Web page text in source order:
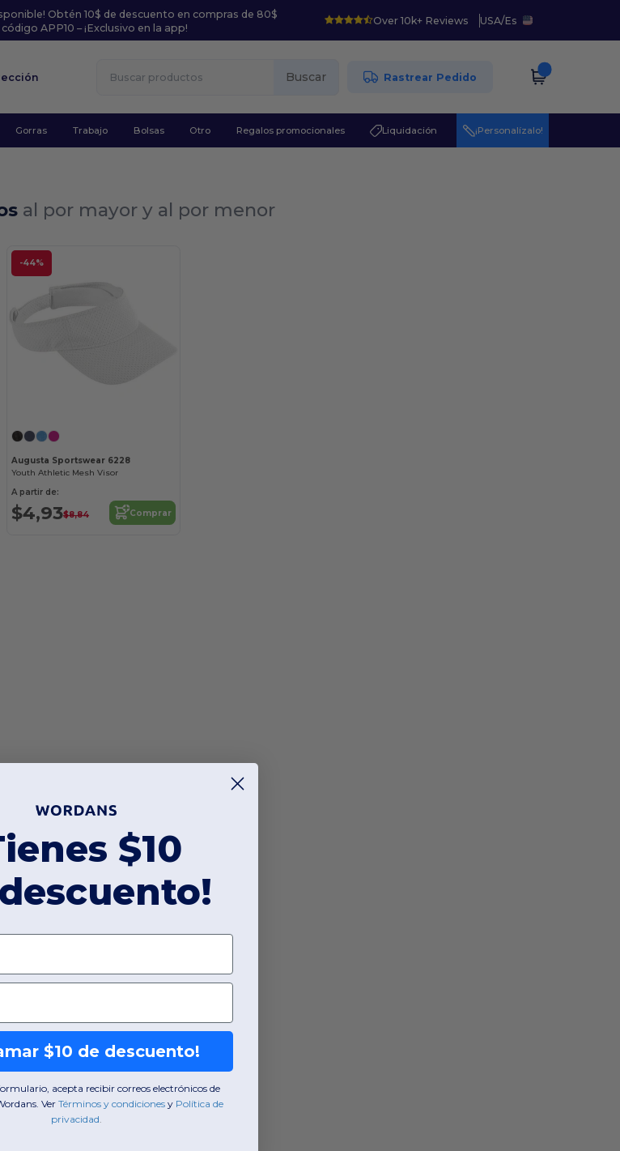
Obtén 10$ de descuento en compras de 80$
APP10 – ¡Exclusivo en la app!
Over 10k+ Reviews USA/Es
Buscar Rastrear Pedido
Gorras Trabajo Bolsas Otro Regalos promocionales Liquidación ¡Personalízalo!
al por mayor y al por menor
-44%
Augusta Sportswear 6228
Youth Athletic Mesh Visor
A partir de:
$4,93$8,84 Comprar
$10
$10 de descuento!
acepta recibir correos electrónicos de
Ver​ Términos y condiciones​ y​ Política de
privacidad.